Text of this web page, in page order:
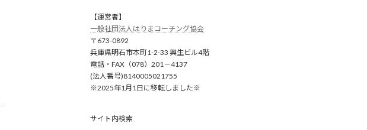
【運営者】
一般社団法人はりまコーチング協会
〒673-0892
兵庫県明石市本町1-2-33 興生ビル4階
電話・FAX（078）201－4137
(法人番号)8140005021755
※2025年1月1日に移転しました※
サイト内検索